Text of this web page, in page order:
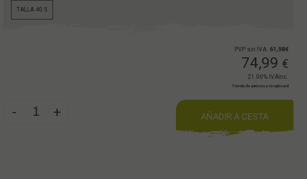
TALLA 40.5
PVP sin IVA: 61,98€
74,99 €
21.00% IVAinc.
Tienda de patines y longboard
- + AÑADIR A CESTA